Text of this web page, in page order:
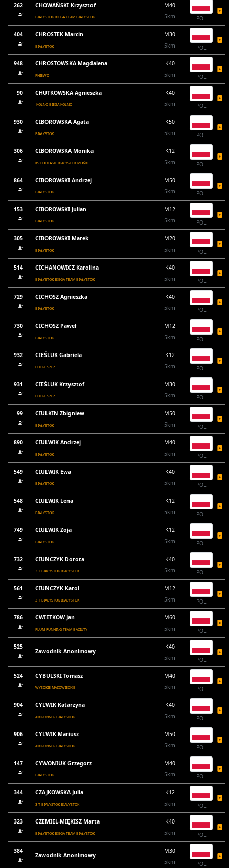
262 CHOWAŃSKI Krzysztof
BIAŁYSTOK BIEGA TEAM BIAŁYSTOK
M40
5km
POL
404 CHROSTEK Marcin
BIAŁYSTOK
M30
5km
POL
948 CHROSTOWSKA Magdalena
PNIEWO
K40
5km
POL
90 CHUTKOWSKA Agnieszka
KOLNO BIEGA KOLNO
K40
5km
POL
930 CIBOROWSKA Agata
BIAŁYSTOK
K50
5km
POL
306 CIBOROWSKA Monika
KS PODLASIE BIAŁYSTOK MOŃKI
K12
5km
POL
864 CIBOROWSKI Andrzej
BIAŁYSTOK
M50
5km
POL
153 CIBOROWSKI Julian
BIAŁYSTOK
M12
5km
POL
305 CIBOROWSKI Marek
BIAŁYSTOK
M20
5km
POL
514 CICHANOWICZ Karolina
BIAŁYSTOK BIEGA TEAM BIAŁYSTOK
K40
5km
POL
729 CICHOSZ Agnieszka
BIAŁYSTOK
K40
5km
POL
730 CICHOSZ Paweł
BIAŁYSTOK
M12
5km
POL
932 CIEŚLUK Gabriela
CHOROSZCZ
K12
5km
POL
931 CIEŚLUK Krzysztof
CHOROSZCZ
M30
5km
POL
99 CIULKIN Zbigniew
BIAŁYSTOK
M50
5km
POL
890 CIULWIK Andrzej
BIAŁYSTOK
M40
5km
POL
549 CIULWIK Ewa
BIAŁYSTOK
K40
5km
POL
548 CIULWIK Lena
BIAŁYSTOK
K12
5km
POL
749 CIULWIK Zoja
BIAŁYSTOK
K12
5km
POL
732 CIUNCZYK Dorota
3 T BIAŁYSTOK BIAŁYSTOK
K40
5km
POL
561 CIUNCZYK Karol
3 T BIAŁYSTOK BIAŁYSTOK
M12
5km
POL
786 CWIETKOW Jan
PLUM RUNNING TEAM BACIUTY
M60
5km
POL
525
Zawodnik Anonimowy
K40
5km
POL
524 CYBULSKI Tomasz
WYSOKIE MAZOWIECKIE
M40
5km
POL
904 CYLWIK Katarzyna
AIKIRUNNER BIAŁYSTOK
K40
5km
POL
906 CYLWIK Mariusz
AIKIRUNNER BIAŁYSTOK
M50
5km
POL
147 CYWONIUK Grzegorz
BIAŁYSTOK
M40
5km
POL
344 CZAJKOWSKA Julia
3 T BIAŁYSTOK BIAŁYSTOK
K12
5km
POL
323 CZEMIEL-MIĘKISZ Marta
BIAŁYSTOK BIEGA TEAM BIAŁYSTOK
K40
5km
POL
384
Zawodnik Anonimowy
M30
5km
POL